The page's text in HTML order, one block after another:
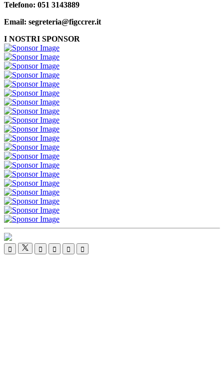
Telefono: 051 3143889
Email: segreteria@figccrer.it
I NOSTRI SPONSOR